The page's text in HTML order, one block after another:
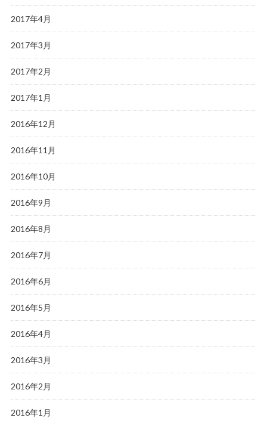
2017年4月
2017年3月
2017年2月
2017年1月
2016年12月
2016年11月
2016年10月
2016年9月
2016年8月
2016年7月
2016年6月
2016年5月
2016年4月
2016年3月
2016年2月
2016年1月